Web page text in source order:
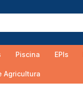
Piscina EPIs
Agricultura